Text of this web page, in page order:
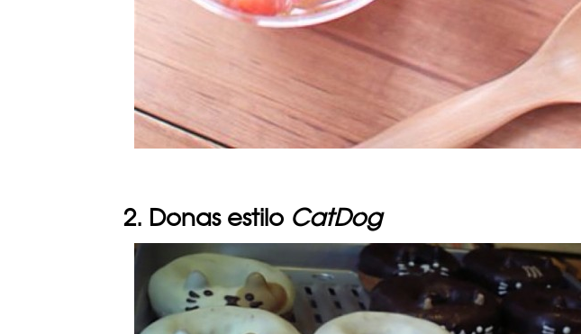
2. Donas estilo CatDog